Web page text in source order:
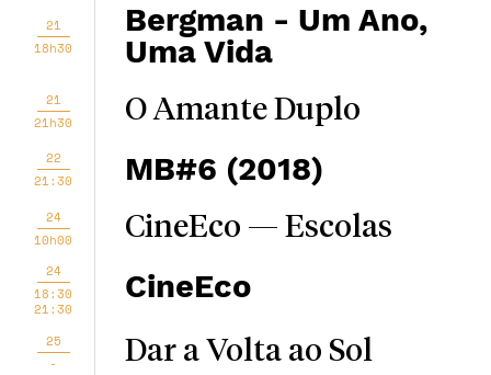
21
18h30
Bergman - Um Ano,
Uma Vida
21
21h30
O Amante Duplo
22
21:30
MB#6 (2018)
24
10h00
CineEco — Escolas
24
18:30
21:30
CineEco
25
-
Dar a Volta ao Sol